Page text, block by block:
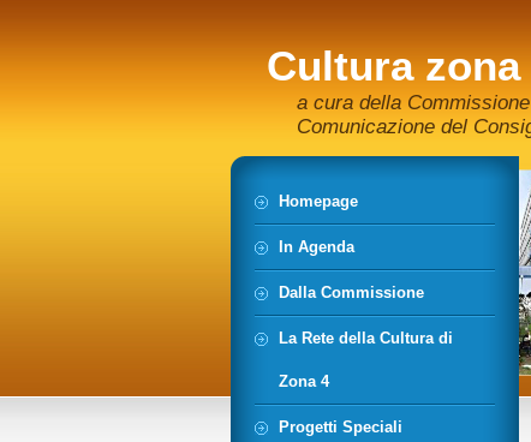
Cultura zona
a cura della
Comunicazione del
Homepage
In Agenda
Dalla Commissione
La Rete della Cultura di
Zona 4
Progetti Speciali